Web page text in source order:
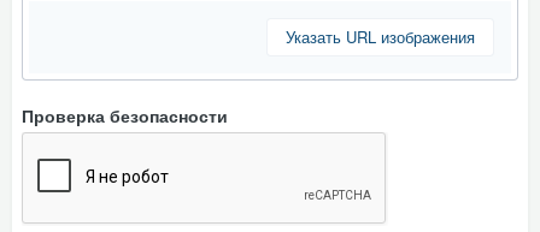
Указать URL изображения
Проверка безопасности